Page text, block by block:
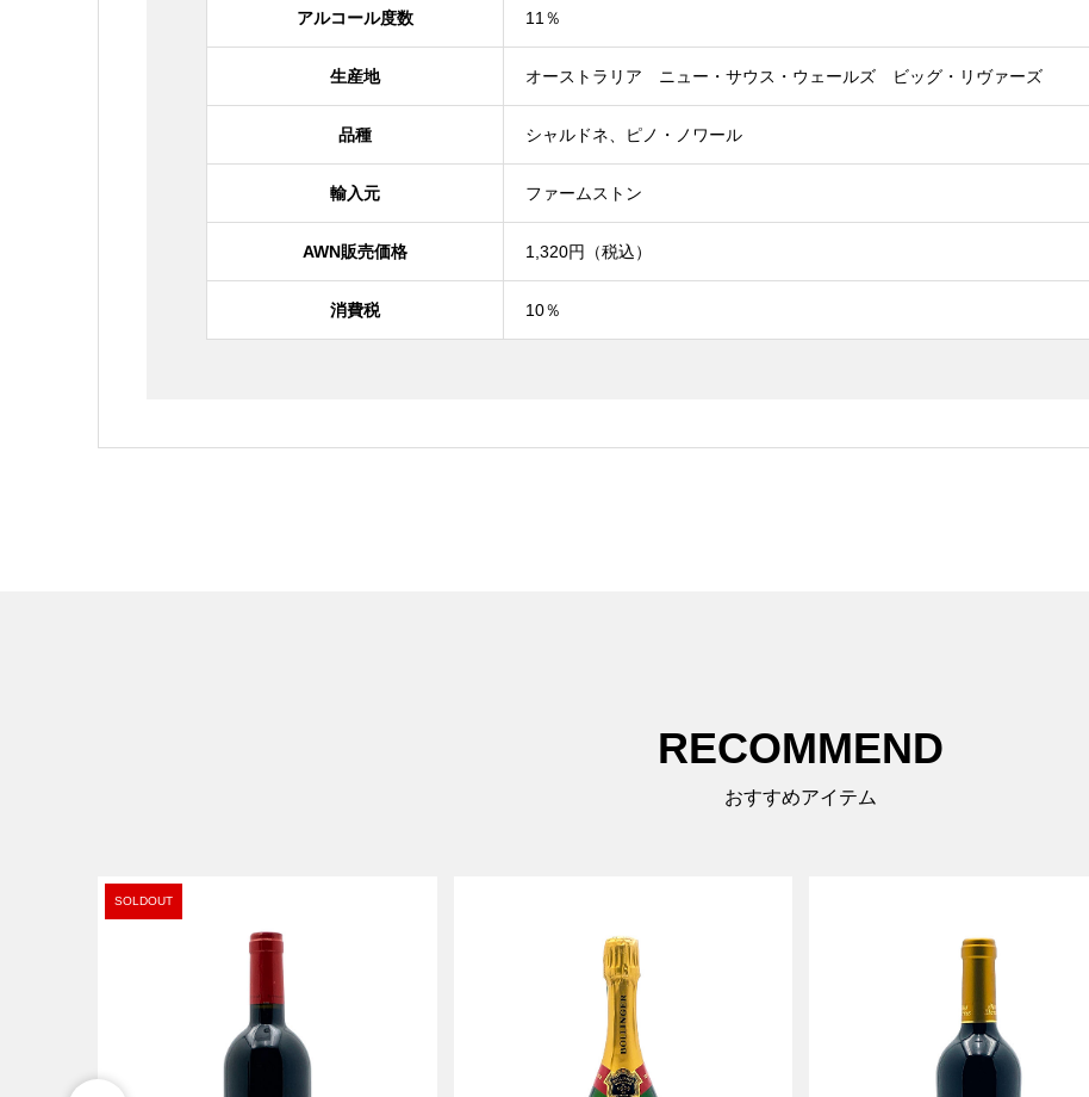
アルコール度数 11％
生産地 オーストラリア ニュー・サウス・ウェールズ ビッグ・リヴァーズ
品種 シャルドネ、ピノ・ノワール
輸入元 ファームストン
AWN販売価格 1,320円（税込）
消費税 10％
RECOMMEND
おすすめアイテム
SOLDOUT